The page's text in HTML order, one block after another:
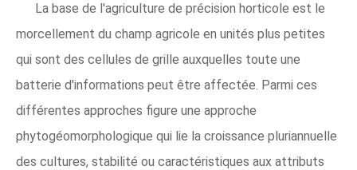
La base de l'agriculture de précision horticole est le
morcellement du champ agricole en unités plus petites
qui sont des cellules de grille auxquelles toute une
batterie d'informations peut être affectée. Parmi ces
différentes approches figure une approche
phytogéomorphologique qui lie la croissance pluriannuelle
des cultures, stabilité ou caractéristiques aux attributs